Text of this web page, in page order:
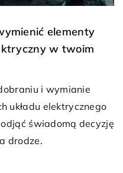
elementy
w twoim
i wymianie
układu elektrycznego
świadomą decyzję
drodze.